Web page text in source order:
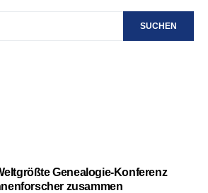
SUCHEN
Genealogie-Konferenz
zusammen